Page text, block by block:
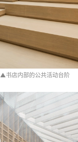
▲书店内部的公共活动台阶